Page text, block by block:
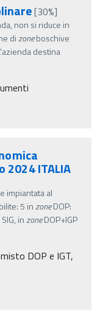
[30%]
non si riduce in
dizoneboschive
destina
2024 ITALIA
impiantata al
5 inzoneDOP:
inzoneDOP+IGP
DOP e IGT,